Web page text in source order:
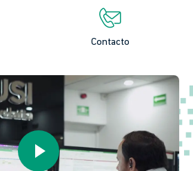
Contacto